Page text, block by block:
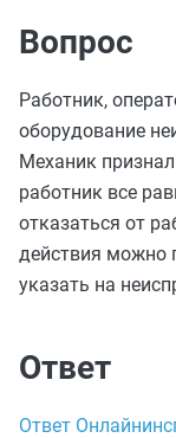
Вопрос
Работник,
оборудование
Механик
работник все
отказаться от
действия можно
указать на
Ответ
Ответ